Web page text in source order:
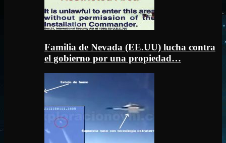
Familia de Nevada (EE.UU) lucha contra
el gobierno por una propiedad…